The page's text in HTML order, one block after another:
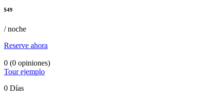
$49
/ noche
Reserve ahora
0 (0 opiniones)
Tour ejemplo
0 Días